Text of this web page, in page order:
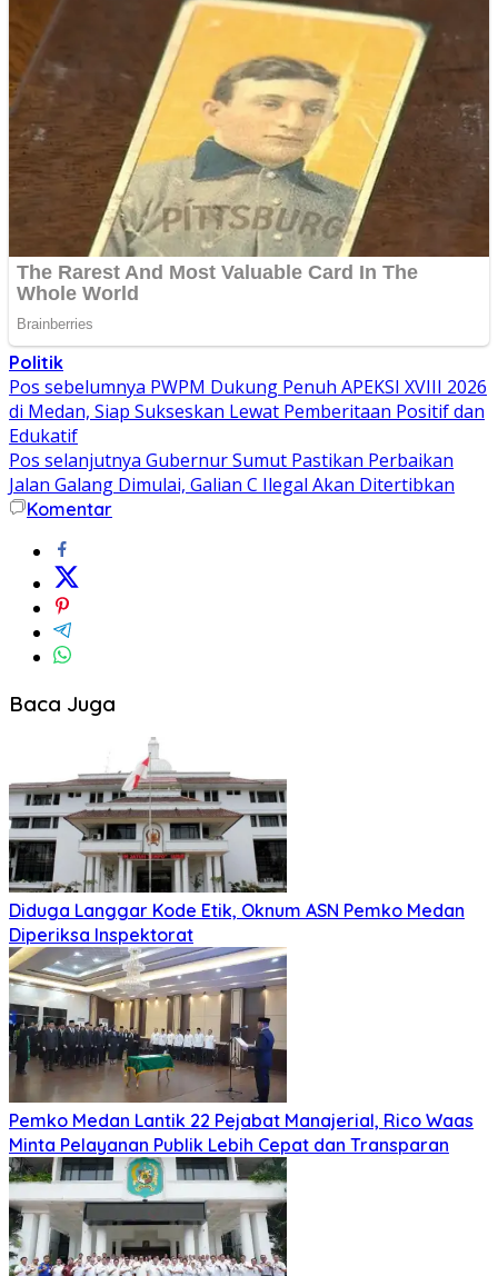
Politik
Navigasi
pos
Pos sebelumnya PWPM Dukung Penuh APEKSI XVIII 2026
di Medan, Siap Sukseskan Lewat Pemberitaan Positif dan
Edukatif
Pos selanjutnya Gubernur Sumut Pastikan Perbaikan
Jalan Galang Dimulai, Galian C Ilegal Akan Ditertibkan
Komentar
Baca Juga
Diduga Langgar Kode Etik, Oknum ASN Pemko Medan
Diperiksa Inspektorat
Pemko Medan Lantik 22 Pejabat Manajerial, Rico Waas
Minta Pelayanan Publik Lebih Cepat dan Transparan